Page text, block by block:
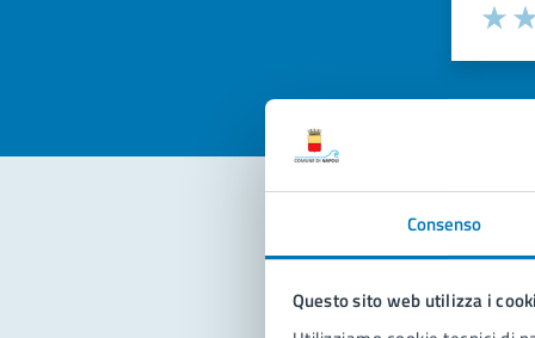
Consenso
Questo sito web utilizza i
Valuta